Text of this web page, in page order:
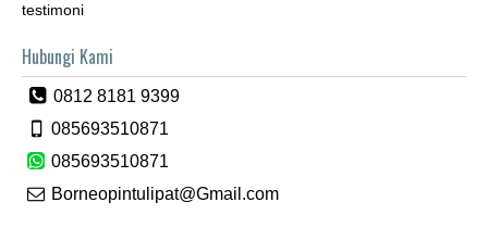
testimoni
Hubungi Kami
0812 8181 9399
085693510871
085693510871
Borneopintulipat@Gmail.com